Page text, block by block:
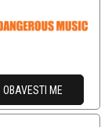
OBAVESTI ME